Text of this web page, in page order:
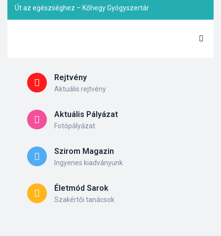
Út az egészséghez – Kőhegy Gyógyszertár
Rejtvény
Aktuális rejtvény
Aktuális Pályázat
Fotópályázat
Szirom Magazin
Ingyenes kiadványunk
Életmód Sarok
Szakértői tanácsok